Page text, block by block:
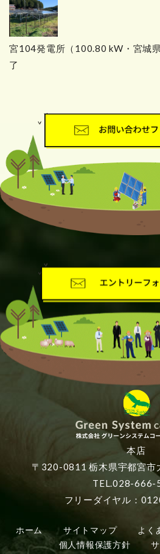
宮104発電所（100.80 kW・宮城
了
本店
〒320-0811 栃木県宇都宮市
TEL.028-666-
フリーダイヤル：
ホーム サイトマップ よく
個人情報保護方針